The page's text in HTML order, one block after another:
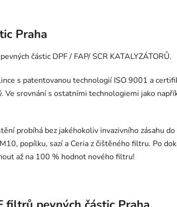
Praha
částic DPF / FAP/ SCR KATALYZÁTORŮ.
s patentovanou technologií ISO 9001 a
srovnání s ostatními technologiemi jako
probíhá bez jakéhokoliv invazivního zásahu
popílku, sazí a Ceria z čištěného filtru. Po
až na 100 % hodnot nového filtru!